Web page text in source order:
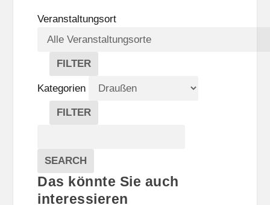
Veranstaltungsort
FILTER
V
E
R
A
A
L
T
U
Kategorien
FILTER
E
G
O
R
Veranstaltungen
SEARCH
Das könnte Sie auch
interessieren